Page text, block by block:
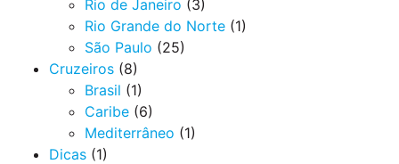
Rio de Janeiro (3)
Rio Grande do Norte (1)
São Paulo (25)
Cruzeiros (8)
Brasil (1)
Caribe (6)
Mediterrâneo (1)
Dicas (1)